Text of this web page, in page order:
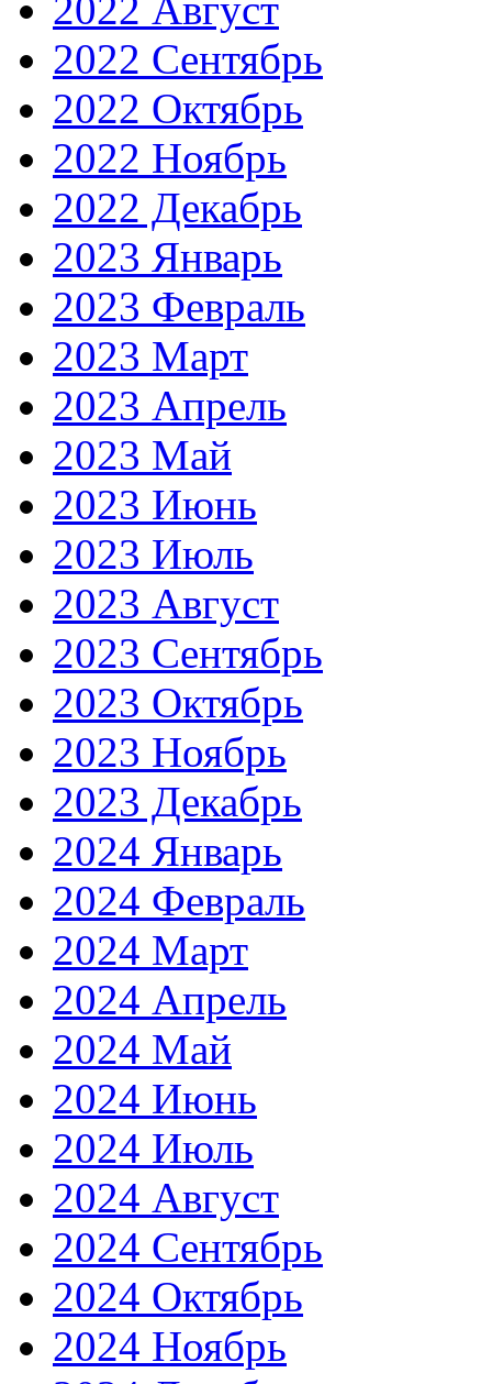
2022 Сентябрь
2022 Октябрь
2022 Ноябрь
2022 Декабрь
2023 Январь
2023 Февраль
2023 Март
2023 Апрель
2023 Май
2023 Июнь
2023 Июль
2023 Август
2023 Сентябрь
2023 Октябрь
2023 Ноябрь
2023 Декабрь
2024 Январь
2024 Февраль
2024 Март
2024 Апрель
2024 Май
2024 Июнь
2024 Июль
2024 Август
2024 Сентябрь
2024 Октябрь
2024 Ноябрь